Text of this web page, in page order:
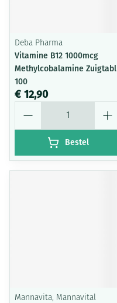
Deba Pharma
Vitamine B12 1000mcg
Methylcobalamine Zuigtabl
100
€ 12,90
Bestel
Mannavita, Mannavital